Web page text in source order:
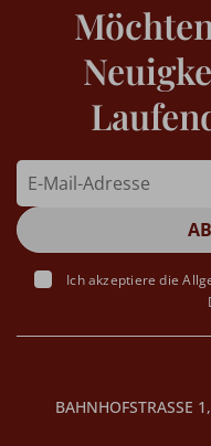
Ich akzeptiere die
BAHNHOFSTRASSE